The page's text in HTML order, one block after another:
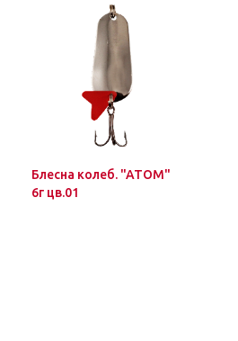
Блесна колеб. "ATOM"
6г цв.01